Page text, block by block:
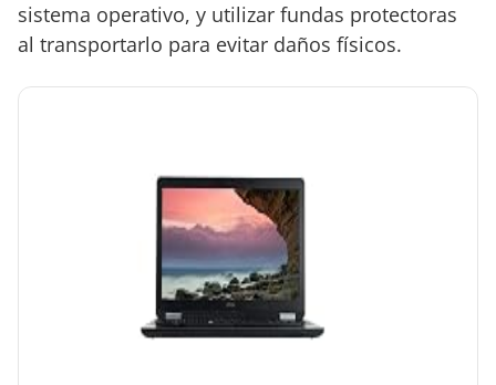
sistema operativo, y utilizar fundas protectoras
al transportarlo para evitar daños físicos.